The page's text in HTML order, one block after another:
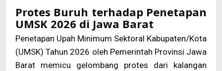
Protes Buruh terhadap Penetapan
UMSK 2026 di Jawa Barat
Penetapan Upah Minimum Sektoral Kabupaten/Kota
(UMSK) Tahun 2026 oleh Pemerintah Provinsi Jawa
Barat memicu gelombang protes dari kalangan